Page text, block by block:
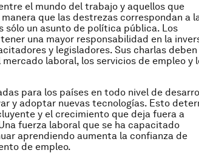
el mundo del trabajo y aquellos que
que las destrezas correspondan a
sólo un asunto de política pública. Los
una mayor responsabilidad en la
y legisladores. Sus charlas deben
laboral, los servicios de empleo y
para los países en todo nivel de
y adoptar nuevas tecnologías. Esto
y el crecimiento que deja fuera a
fuerza laboral que se ha capacitado
aprendiendo aumenta la confianza de
de empleo.